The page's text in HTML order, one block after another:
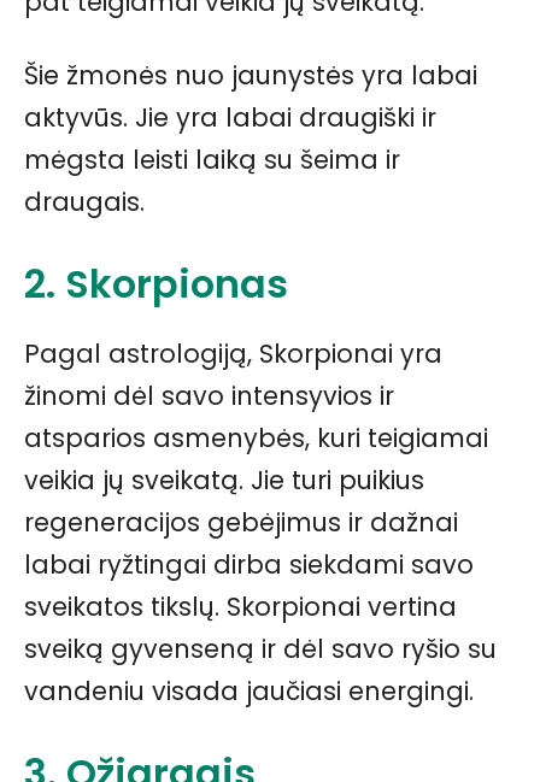
Šie žmonės nuo jaunystės yra labai
aktyvūs. Jie yra labai draugiški ir
mėgsta leisti laiką su šeima ir
draugais.
2. Skorpionas
Pagal astrologiją, Skorpionai yra
žinomi dėl savo intensyvios ir
atsparios asmenybės, kuri teigiamai
veikia jų sveikatą. Jie turi puikius
regeneracijos gebėjimus ir dažnai
labai ryžtingai dirba siekdami savo
sveikatos tikslų. Skorpionai vertina
sveiką gyvenseną ir dėl savo ryšio su
vandeniu visada jaučiasi energingi.